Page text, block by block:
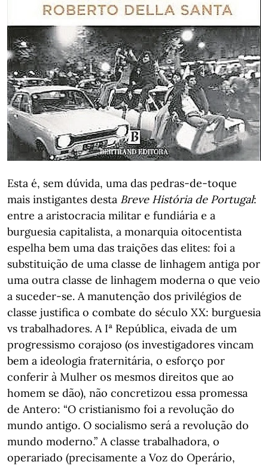
Esta é, sem dúvida, uma das pedras-de-toque
mais instigantes desta Breve História de Portugal:
entre a aristocracia militar e fundiária e a
burguesia capitalista, a monarquia oitocentista
espelha bem uma das traições das elites: foi a
substituição de uma classe de linhagem antiga por
uma outra classe de linhagem moderna o que veio
a suceder-se. A manutenção dos privilégios de
classe justifica o combate do século XX: burguesia
vs trabalhadores. A Iª República, eivada de um
progressismo corajoso (os investigadores vincam
bem a ideologia fraternitária, o esforço por
conferir à Mulher os mesmos direitos que ao
homem se dão), não concretizou essa promessa
de Antero: “O cristianismo foi a revolução do
mundo antigo. O socialismo será a revolução do
mundo moderno.” A classe trabalhadora, o
operariado (precisamente a Voz do Operário,